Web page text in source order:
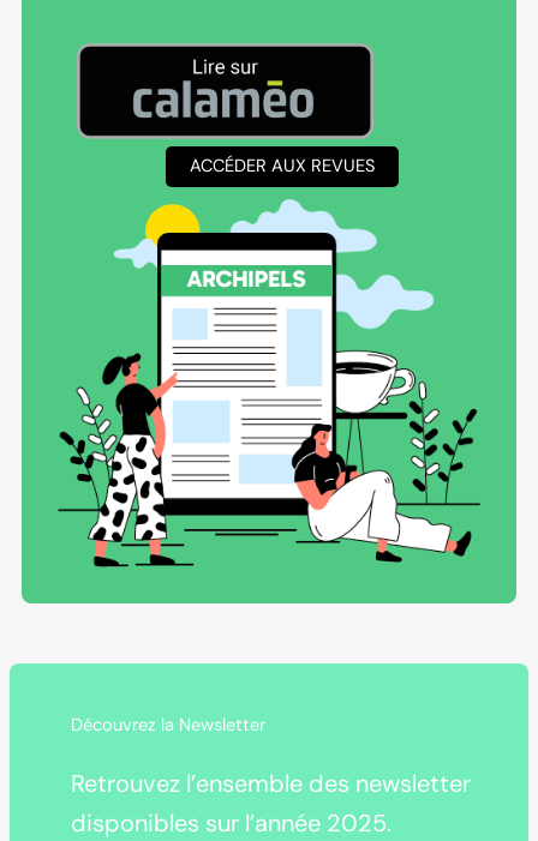
ACCÉDER AUX REVUES
Découvrez la Newsletter
Retrouvez l’ensemble des newsletter
disponibles sur l’année 2025.